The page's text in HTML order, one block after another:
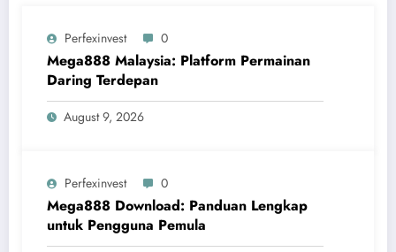
Perfexinvest 0
Mega888 Malaysia: Platform Permainan
Daring Terdepan
August 9, 2026
Perfexinvest 0
Mega888 Download: Panduan Lengkap
untuk Pengguna Pemula